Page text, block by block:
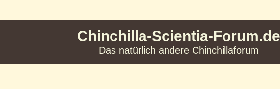
Chinchilla-Scientia-Forum.de
Das natürlich andere Chinchillaforum